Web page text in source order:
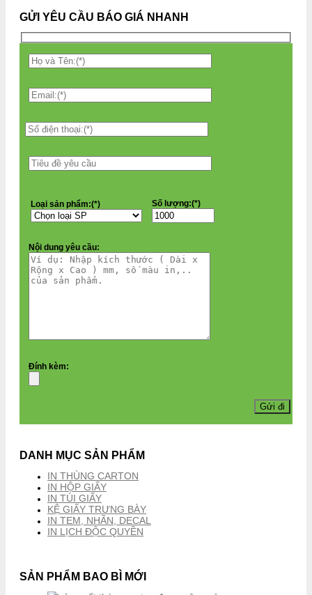
GỬI YÊU CẦU BÁO GIÁ NHANH
Loại sản phẩm:(*) Số lượng:(*)
Nội dung yêu cầu:
Đính kèm:
DANH MỤC SẢN PHẨM
IN THÙNG CARTON
IN HỘP GIẤY
IN TÚI GIẤY
KỆ GIẤY TRƯNG BÀY
IN TEM, NHÃN, DECAL
IN LỊCH ĐỘC QUYỀN
SẢN PHẨM BAO BÌ MỚI